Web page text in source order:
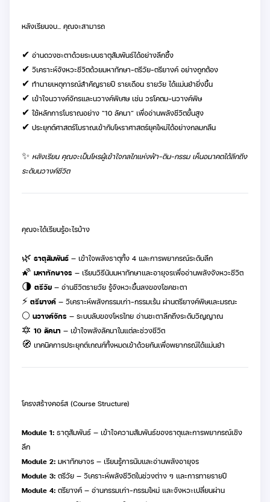
หลังเรียนจบ... คุณจะสามารถ
✔ อ่านดวงชะตาด้วยระบบธาตุสัมพันธ์ได้อย่างลึกซึ้ง
✔ วิเคราะห์จังหวะชีวิตด้วยมหาทักษา–ตรีวัย–ตรียางค์ อย่างถูกต้อง
✔ ทำนายเหตุการณ์สำคัญรายปี รายเดือน รายวัย ได้แม่นยำยิ่งขึ้น
✔ เข้าใจนวางค์จักรและนวางค์พิเศษ เช่น วรโคตม–นวางค์พิษ
✔ ใช้หลักการโบราณอย่าง “10 ลัคนา” เพื่ออ่านพลังชีวิตขั้นสูง
✔ ประยุกต์ศาสตร์โบราณเข้ากับโหราศาสตร์ยุคใหม่ได้อย่างกลมกลืน
✨ หลังเรียน คุณจะเป็นโหรผู้เข้าใจกลไกแห่งฟ้า–ดิน–กรรม เห็นอนาคตได้ลึกถึง
ระดับนวางค์ชีวิต
คุณจะได้เรียนรู้อะไรบ้าง
🌿 ธาตุสัมพันธ์ — เข้าใจพลังธาตุทั้ง 4 และการพยากรณ์ระดับลึก
🌠 มหาทักษาจร — เรียนวิธีนับมหาทักษาและอายุจรเพื่ออ่านพลังจังหวะชีวิต
🌗 ตรีวัย — อ่านชีวิตรายวัย รู้จังหวะขึ้นลงของโชคชะตา
⚡ ตรียางค์ — วิเคราะห์พลังกรรมเก่า–กรรมเร้น ผ่านตรียางค์พิษและมรณะ
🌕 นวางค์จักร — ระบบลับของโหรไทย อ่านชะตาลึกถึงระดับวิญญาณ
🔯 10 ลัคนา — เข้าใจพลังลัคนาในแต่ละช่วงชีวิต
🧭 เทคนิคการประยุกต์เกณฑ์ทั้งหมดเข้าด้วยกันเพื่อพยากรณ์ได้แม่นยำ
โครงสร้างคอร์ส (Course Structure)
Module 1: ธาตุสัมพันธ์ — เข้าใจความสัมพันธ์ของธาตุและการพยากรณ์เชิง
ลึก
Module 2: มหาทักษาจร — เรียนรู้การนับและอ่านพลังอายุจร
Module 3: ตรีวัย — วิเคราะห์พลังชีวิตในช่วงต่าง ๆ และการทายรายปี
Module 4: ตรียางค์ — อ่านกรรมเก่า–กรรมใหม่ และจังหวะเปลี่ยนผ่าน